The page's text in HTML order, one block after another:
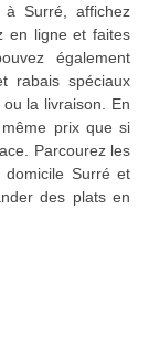
Surré, affichez
en ligne et faites
également
rabais spéciaux
la livraison. En
prix que si
Parcourez les
Surré et
des plats en